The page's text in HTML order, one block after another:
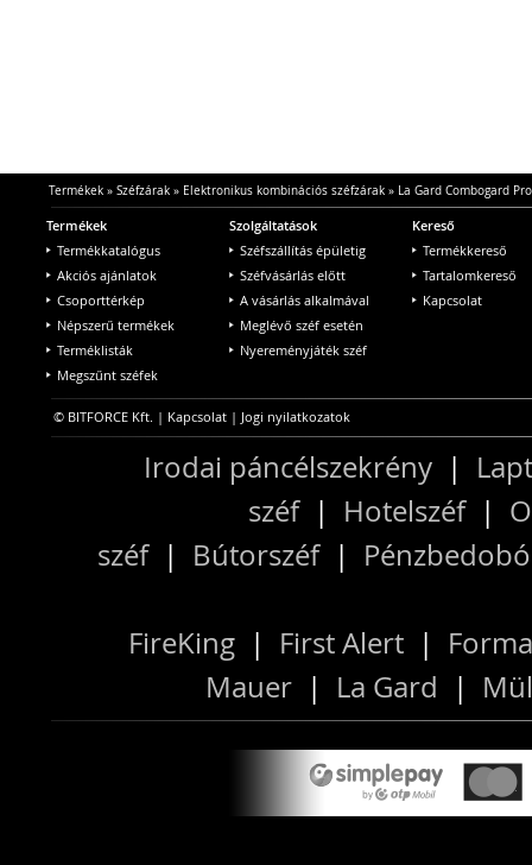
Termékek» Széfzárak» Elektronikus kombinációs széfzárak» La Gard Combogard Pro
Termékek
Termékkatalógus
Akciós ajánlatok
Csoporttérkép
Népszerű termékek
Terméklisták
Megszűnt széfek
Szolgáltatások
Széfszállítás épületig
Széfvásárlás előtt
A vásárlás alkalmával
Meglévő széf esetén
Nyereményjáték széf
Kereső
Termékkereső
Tartalomkereső
Kapcsolat
© BITFORCE Kft. | Kapcsolat | Jogi nyilatkozatok
Irodai páncélszekrény |
széf| Hotelszéf|
széf| Bútorszéf|
FireKing | First Alert |
Mauer | La Gard |